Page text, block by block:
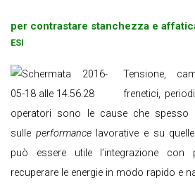
per contrastare stanchezza e
ESI
Tensione,
frenetici,
operatori sono le cause che spesso
sulle performancelavorative e su
può essere utile l’integrazione
recuperare le energie in modo rapido e